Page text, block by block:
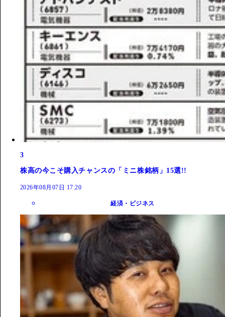
3
株高の今こそ購入チャンスの「ミニ株銘柄」15選!!
2026年08月07日 17:20
経済・ビジネス